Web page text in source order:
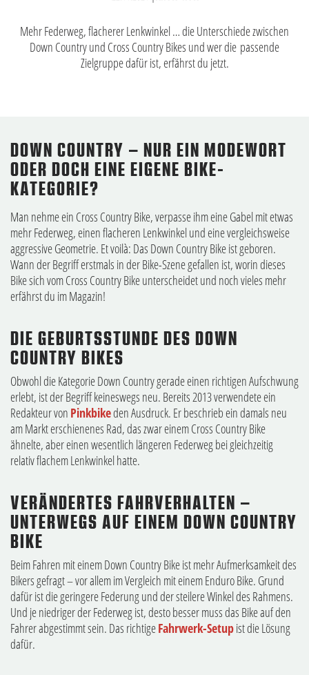
Mehr Federweg, flacherer Lenkwinkel … die Unterschiede zwischen
Down Country und Cross Country Bikes und wer die passende
Zielgruppe dafür ist, erfährst du jetzt.
DOWN COUNTRY – NUR EIN MODEWORT
ODER DOCH EINE EIGENE BIKE-
KATEGORIE?
Man nehme ein Cross Country Bike, verpasse ihm eine Gabel mit etwas
mehr Federweg, einen flacheren Lenkwinkel und eine vergleichsweise
aggressive Geometrie. Et voilà: Das Down Country Bike ist geboren.
Wann der Begriff erstmals in der Bike-Szene gefallen ist, worin dieses
Bike sich vom Cross Country Bike unterscheidet und noch vieles mehr
erfährst du im Magazin!
DIE GEBURTSSTUNDE DES DOWN
COUNTRY BIKES
Obwohl die Kategorie Down Country gerade einen richtigen Aufschwung
erlebt, ist der Begriff keineswegs neu. Bereits 2013 verwendete ein
Redakteur von Pinkbikeden Ausdruck. Er beschrieb ein damals neu
am Markt erschienenes Rad, das zwar einem Cross Country Bike
ähnelte, aber einen wesentlich längeren Federweg bei gleichzeitig
relativ flachem Lenkwinkel hatte.
VERÄNDERTES FAHRVERHALTEN –
UNTERWEGS AUF EINEM DOWN COUNTRY
BIKE
Beim Fahren mit einem Down Country Bike ist mehr Aufmerksamkeit des
Bikers gefragt – vor allem im Vergleich mit einem Enduro Bike. Grund
dafür ist die geringere Federung und der steilere Winkel des Rahmens.
Und je niedriger der Federweg ist, desto besser muss das Bike auf den
Fahrer abgestimmt sein. Das richtigeFahrwerk-Setupist die Lösung
dafür.